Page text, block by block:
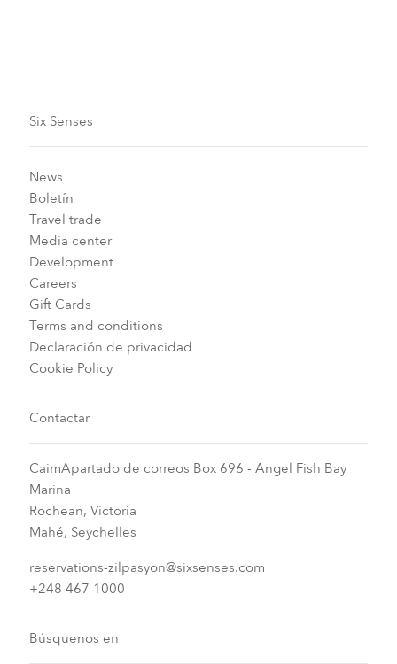
Six Senses
News
Boletín
Travel trade
Media center
Development
Careers
Gift Cards
Terms and conditions
Declaración de privacidad
Cookie Policy
Contactar
CaimApartado de correos Box 696 - Angel Fish Bay
Marina
Rochean, Victoria
Mahé, Seychelles
reservations-zilpasyon@sixsenses.com
+248 467 1000
Búsquenos en